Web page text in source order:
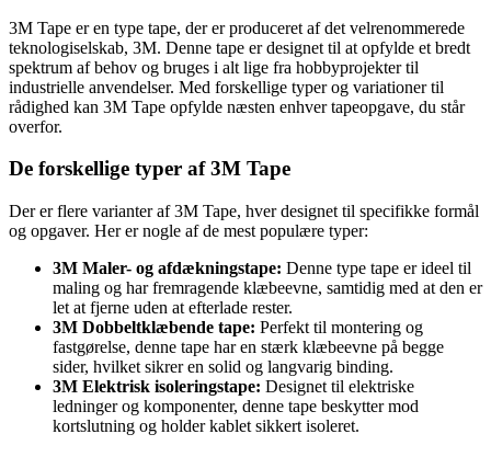
3M Tape er en type tape, der er produceret af det velrenommerede
teknologiselskab, 3M. Denne tape er designet til at opfylde et bredt
spektrum af behov og bruges i alt lige fra hobbyprojekter til
industrielle anvendelser. Med forskellige typer og variationer til
rådighed kan 3M Tape opfylde næsten enhver tapeopgave, du står
overfor.
De forskellige typer af 3M Tape
Der er flere varianter af 3M Tape, hver designet til specifikke formål
og opgaver. Her er nogle af de mest populære typer:
3M Maler- og afdækningstape: Denne type tape er ideel til
maling og har fremragende klæbeevne, samtidig med at den er
let at fjerne uden at efterlade rester.
3M Dobbeltklæbende tape: Perfekt til montering og
fastgørelse, denne tape har en stærk klæbeevne på begge
sider, hvilket sikrer en solid og langvarig binding.
3M Elektrisk isoleringstape: Designet til elektriske
ledninger og komponenter, denne tape beskytter mod
kortslutning og holder kablet sikkert isoleret.